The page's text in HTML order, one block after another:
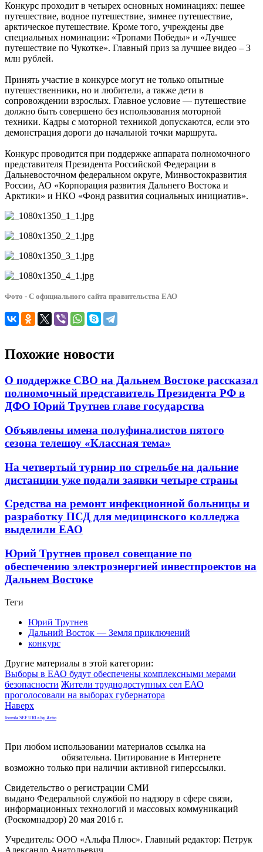
Конкурс проходит в четырех основных номинациях: пешее
путешествие, водное путешествие, зимнее путешествие,
арктическое путешествие. Кроме того, учреждены две
специальных номинации: «Тропами Победы» и «Лучшее
путешествие по Чукотке». Главный приз за лучшее видео – 3
млн рублей.
Принять участие в конкурсе могут не только опытные
путешественники, но и любители, а также дети в
сопровождении взрослых. Главное условие — путешествие
должно быть совершено без использования моторной
техники. Кадры с моторной техникой допускаются, если это
демонстрация дороги до начальной точки маршрута.
Конкурс проводится при поддержке аппарата полномочного
представителя Президента Российской Федерации в
Дальневосточном федеральном округе, Минвостокразвития
России, АО «Корпорация развития Дальнего Востока и
Арктики» и НКО «Фонд развития социальных инициатив».
Фото - С официального сайта правительства ЕАО
Похожие новости
О поддержке СВО на Дальнем Востоке рассказал
полномочный представитель Президента РФ в
ДФО Юрий Трутнев главе государства
Объявлены имена полуфиналистов пятого
сезона телешоу «Классная тема»
На четвертый турнир по стрельбе на дальние
дистанции уже подали заявки четыре страны
Средства на ремонт инфекционной больницы и
разработку ПСД для медицинского колледжа
выделили ЕАО
Юрий Трутнев провел совещание по
обеспечению электроэнергией инвестпроектов на
Дальнем Востоке
Теги
Юрий Трутнев
Дальний Восток — Земля приключений
конкурс
Другие материалы в этой категории:
Выборы в ЕАО будут обеспечены комплексными мерами
безопасности Жители труднодоступных сел ЕАО
проголосовали на выборах губернатора
Наверх
Joomla SEF URLs by Artio
При любом использовании материалов ссылка на
обязательна. Цитирование в Интернете
возможно только при наличии активной гиперссылки.
Свидетельство о регистрации СМИ
выдано Федеральной службой по надзору в сфере связи,
информационных технологий и массовых коммуникаций
(Роскомнадзор) 20 мая 2016 г.
Учредитель: ООО «Альфа Плюс». Главный редактор: Петрук
Александр Анатольевич